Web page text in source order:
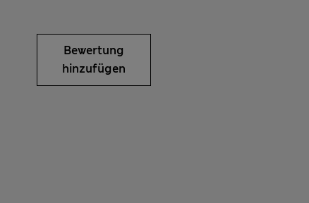
Bewertung
hinzufügen